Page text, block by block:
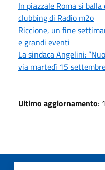
In piazzale Roma si
clubbing di Radio m2o
Riccione, un fine
e grandi eventi
La sindaca Angelini:
via martedì 15
Ultimo aggiornamento: